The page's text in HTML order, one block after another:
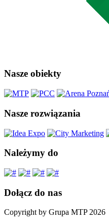
Nasze obiekty
Nasze rozwiązania
Należymy do
Dołącz do nas
Copyright by Grupa MTP 2026